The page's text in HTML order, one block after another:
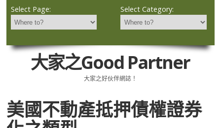
Select Page: Select Category:
大家之Good Partner
大家之好伙伴網誌！
美國不動產抵押債權證券